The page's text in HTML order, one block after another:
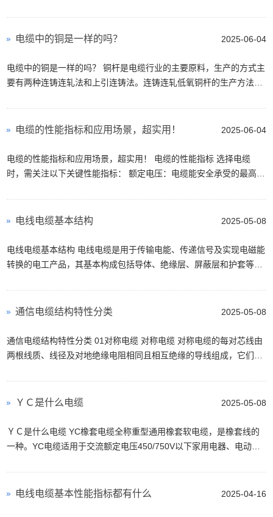
2025-06-04
电缆中的铜是一样的吗？
电缆中的铜是一样的吗？ 铜杆是电缆行业的主要原料，生产的方式主
要有两种连铸连轧法和上引连铸法。连铸连轧低氧铜杆的生产方法较
2025-06-04
电缆的性能指标和应用场景，超实用！
电缆的性能指标和应用场景，超实用！ 电缆的性能指标 选择电缆
时，需关注以下关键性能指标： 额定电压：电缆能安全承受的最高电
2025-05-08
电线电缆基本结构
电线电缆基本结构 电线电缆是用于传输电能、传递信号及实现电磁能
转换的电工产品，其基本构成包括导体、绝缘层、屏蔽层和护套等部
2025-05-08
通信电缆结构特性分类
通信电缆结构特性分类 01对称电缆 对称电缆 对称电缆的每对芯线由
两根线质、线径及对地绝缘电阻相同且相互绝缘的导线组成，它们被
2025-05-08
ＹＣ是什么电缆
ＹＣ是什么电缆 YC橡套电缆全称重型通用橡套软电缆，是橡套线的
一种。YC电缆适用于交流额定电压450/750V以下家用电器、电动工
2025-04-16
电线电缆基本性能指标都有什么